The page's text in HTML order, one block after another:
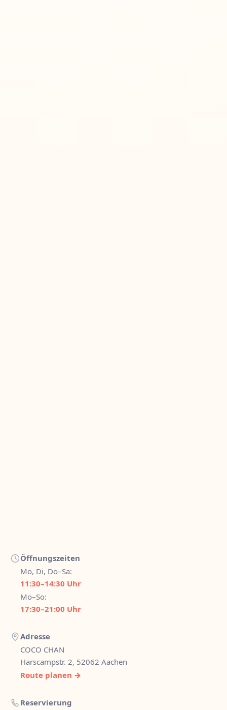
Öffnungszeiten
Mo, Di, Do–Sa:
11:30–14:30 Uhr
Mo–So:
17:30–21:00 Uhr
Adresse
COCO CHAN
Harscampstr. 2, 52062 Aachen
Route planen →
Reservierung